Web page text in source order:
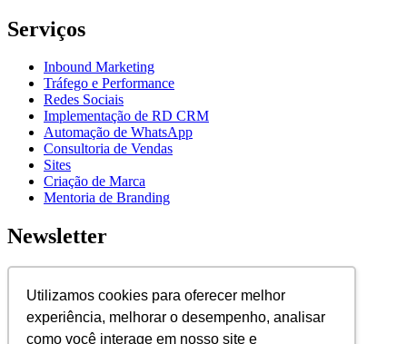
Utilizamos cookies para oferecer melhor
experiência, melhorar o desempenho, analisar
como você interage em nosso site e
Serviços
Inbound Marketing
Tráfego e Performance
Redes Sociais
Implementação de RD CRM
Automação de WhatsApp
Consultoria de Vendas
Sites
Criação de Marca
Mentoria de Branding
Newsletter
Assine nossa newsletter para ficar por dentro de novidades e
lançamentos.
E-mail